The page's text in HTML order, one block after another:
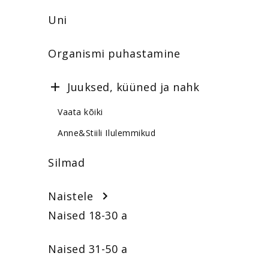
Uni
Organismi puhastamine
Juuksed, küüned ja nahk
Vaata kõiki
Anne&Stiili Ilulemmikud
Silmad
Naistele
Naised 18-30 a
Naised 31-50 a